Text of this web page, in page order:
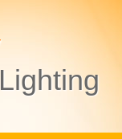
Lighting